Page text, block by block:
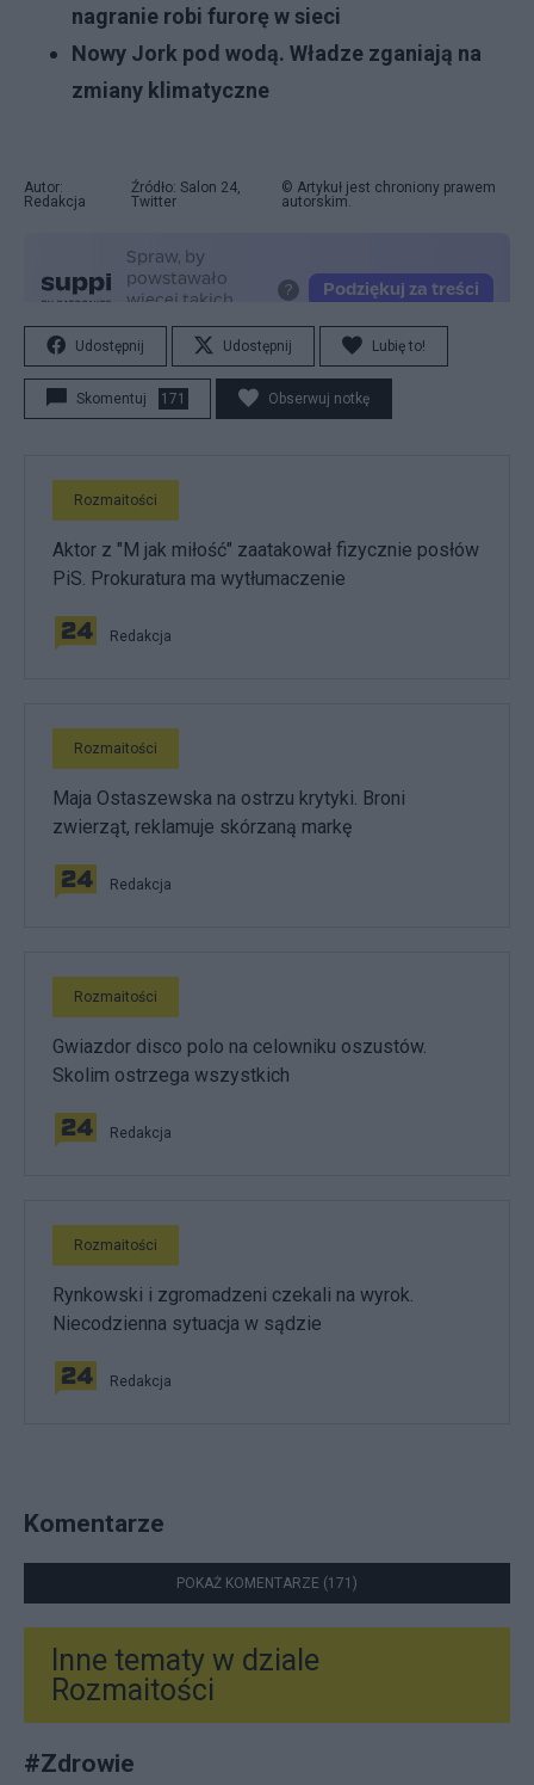
nagranie robi furorę w sieci
Nowy Jork pod wodą. Władze zganiają na
zmiany klimatyczne
Autor:
Redakcja
Źródło: Salon 24,
Twitter
© Artykuł jest chroniony prawem
autorskim.
Udostępnij Udostępnij Lubię to!
Skomentuj 171 Obserwuj notkę
Rozmaitości
Aktor z "M jak miłość" zaatakował fizycznie posłów
PiS. Prokuratura ma wytłumaczenie
Redakcja
Rozmaitości
Maja Ostaszewska na ostrzu krytyki. Broni
zwierząt, reklamuje skórzaną markę
Redakcja
Rozmaitości
Gwiazdor disco polo na celowniku oszustów.
Skolim ostrzega wszystkich
Redakcja
Rozmaitości
Rynkowski i zgromadzeni czekali na wyrok.
Niecodzienna sytuacja w sądzie
Redakcja
Komentarze
POKAŻ KOMENTARZE (171)
Inne tematy w dziale
Rozmaitości
#Zdrowie